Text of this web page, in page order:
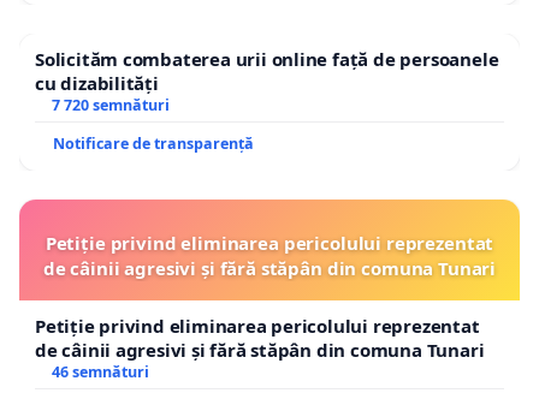
Solicităm combaterea urii online față de persoanele
cu dizabilități
7 720 semnături
Notificare de transparență
Petiție privind eliminarea pericolului reprezentat
de câinii agresivi și fără stăpân din comuna Tunari
Petiție privind eliminarea pericolului reprezentat
de câinii agresivi și fără stăpân din comuna Tunari
46 semnături